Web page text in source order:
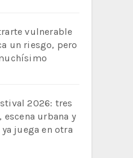
vulnerable
un riesgo, pero
2026: tres
urbana y
juega en otra